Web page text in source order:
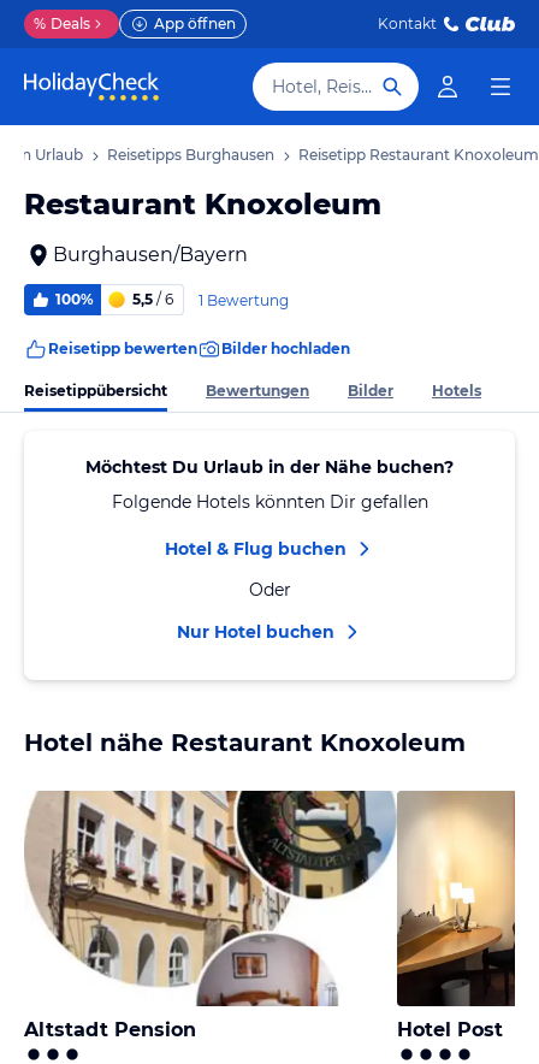
% Deals App öffnen Kontakt
Hotel, Reiseziel
Urlaub Reisetipps Burghausen Reisetipp Restaurant Knoxoleum
Restaurant Knoxoleum
Burghausen/Bayern
100% 5,5 / 6 1 Bewertung
Reisetipp bewerten Bilder hochladen
Reisetippübersicht Bewertungen Bilder Hotels
Möchtest Du Urlaub in der Nähe buchen?
Folgende Hotels könnten Dir gefallen
Hotel & Flug buchen
Oder
Nur Hotel buchen
Hotel nähe Restaurant Knoxoleum
Altstadt Pension Hotel Post